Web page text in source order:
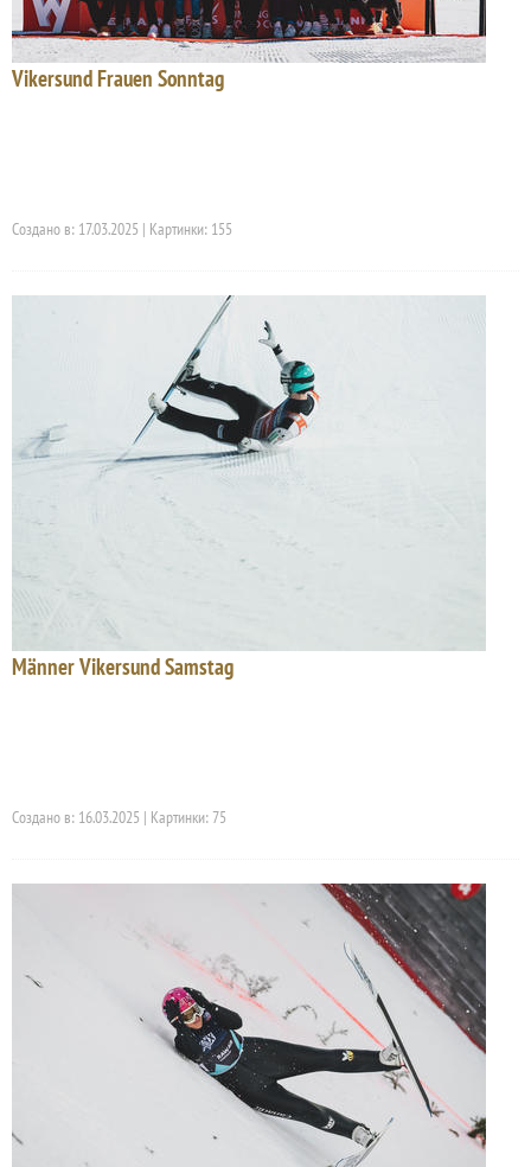
Vikersund Frauen Sonntag
Создано в: 17.03.2025 | Картинки: 155
Männer Vikersund Samstag
Создано в: 16.03.2025 | Картинки: 75